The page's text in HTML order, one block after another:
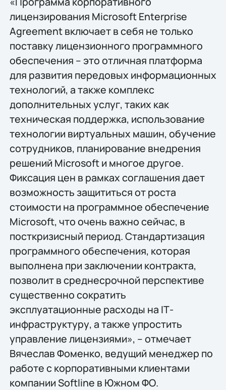
лицензирования Microsoft Enterprise
Agreement включает в себя не только
поставку лицензионного программного
обеспечения – это отличная платформа
для развития передовых информационных
технологий, а также комплекс
дополнительных услуг, таких как
техническая поддержка, использование
технологии виртуальных машин, обучение
сотрудников, планирование внедрения
решений Microsoft и многое другое.
Фиксация цен в рамках соглашения дает
возможность защититься от роста
стоимости на программное обеспечение
Microsoft, что очень важно сейчас, в
посткризисный период. Стандартизация
программного обеспечения, которая
выполнена при заключении контракта,
позволит в среднесрочной перспективе
существенно сократить
эксплуатационные расходы на IТ-
инфраструктуру, а также упростить
управление лицензиями», – отмечает
Вячеслав Фоменко, ведущий менеджер по
работе с корпоративными клиентами
компании Softline в Южном ФО.